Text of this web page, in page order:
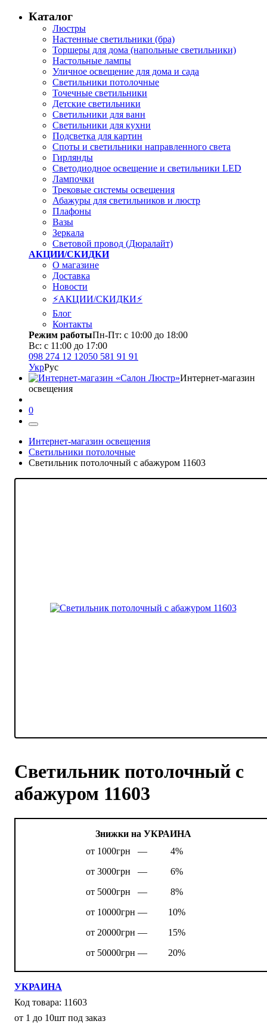
Каталог
Люстры
Настенные светильники (бра)
Торшеры для дома (напольные светильники)
Настольные лампы
Уличное освещение для дома и сада
Светильники потолочные
Точечные светильники
Детские светильники
Светильники для ванн
Светильники для кухни
Подсветка для картин
Споты и светильники направленного света
Гирлянды
Светодиодное освещение и светильники LED
Лампочки
Трековые системы освещения
Абажуры для светильников и люстр
Плафоны
Вазы
Зеркала
Световой провод (Дюралайт)
АКЦИИ/СКИДКИ
О магазине
Доставка
Новости
⚡АКЦИИ/СКИДКИ⚡
Блог
Контакты
Режим работыПн-Пт: с 10:00 до 18:00
Вс: с 11:00 до 17:00
098 274 12 12050 581 91 91
УкрРус
Интернет-магазин
освещения
0
Интернет-магазин освещения
Светильники потолочные
Светильник потолочный с абажуром 11603
Светильник потолочный с
абажуром 11603
Знижки на УКРАИНА
от 1000грн —
4%
от 3000грн —
6%
от 5000грн —
8%
от 10000грн —
10%
от 20000грн —
15%
от 50000грн —
20%
УКРАИНА
11603
от 1 до 10шт под заказ